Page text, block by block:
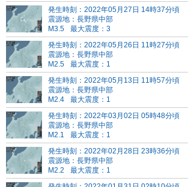
発生時刻：2022年05月27日 14時37分頃
震源地：長野県中部
M3.5
最大震度：3
発生時刻：2022年05月26日 11時27分頃
震源地：長野県中部
M2.5
最大震度：1
発生時刻：2022年05月13日 11時57分頃
震源地：長野県中部
M2.4
最大震度：1
発生時刻：2022年03月02日 05時48分頃
震源地：長野県中部
M2.1
最大震度：1
発生時刻：2022年02月28日 23時36分頃
震源地：長野県中部
M2.2
最大震度：1